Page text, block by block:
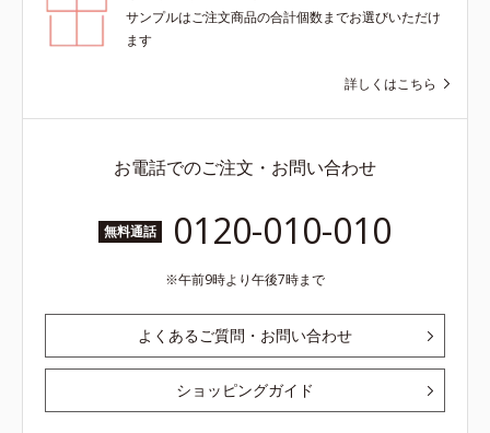
サンプルはご注文商品の合計個数までお選びいただけ
ます
詳しくはこちら
お電話でのご注文・お問い合わせ
無料通話 0120-010-010
午前9時より午後7時まで
よくあるご質問・お問い合わせ
ショッピングガイド